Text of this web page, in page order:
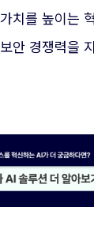
치를 높이는
안 경쟁력을